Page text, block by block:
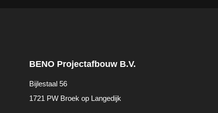
BENO Projectafbouw B.V.
Bijlestaal 56
1721 PW Broek op Langedijk